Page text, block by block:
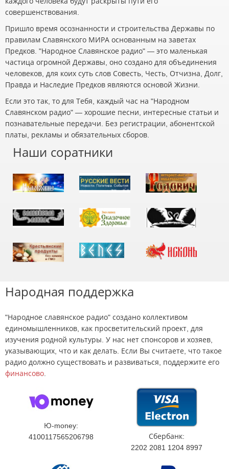
совершенствования.
Пришло время осознанности и строительства Державы по
правилам Славянского МИРА основанным на заветах
Предков. "Народное Славянское радио" — это маленькая
частица огромной Державы, оно создано для объединения
человеков, для коих суть слов Совесть, Честь, Отчизна, Долг,
Правда и Наследие Предков являются основой Жизни.
Если это так, то для Тебя, каждый час на "Народном
Славянском радио" — хорошие песни, интересные статьи и
познавательные передачи. Без регистрации, абонентской
платы, рекламы и обязательных сборов.
Наши соратники
Народная поддержка
"Народное славянское радио" создано коллективом
единомышленников, как просветительский проект, для
изучения родной культуры. У нас нет спонсоров и хозяев,
указывающих, что и как делать. Если Вы считаете, что такое
радио должно существовать и развиваться, поддержите его
финансово.
Ю-money:
4100117565206798
Сбербанк:
2202 2081 1204 8997